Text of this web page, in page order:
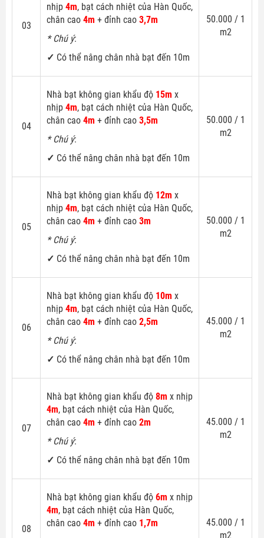
03
nhịp 4m, bạt cách nhiệt của Hàn Quốc,
chân cao 4m + đỉnh cao 3,7m
* Chú ý:
✓ Có thể nâng chân nhà bạt đến 10m
50.000 / 1
m2
04
Nhà bạt không gian khẩu độ 15m x
nhịp 4m, bạt cách nhiệt của Hàn Quốc,
chân cao 4m + đỉnh cao 3,5m
* Chú ý:
✓ Có thể nâng chân nhà bạt đến 10m
50.000 / 1
m2
05
Nhà bạt không gian khẩu độ 12m x
nhịp 4m, bạt cách nhiệt của Hàn Quốc,
chân cao 4m + đỉnh cao 3m
* Chú ý:
✓ Có thể nâng chân nhà bạt đến 10m
50.000 / 1
m2
06
Nhà bạt không gian khẩu độ 10m x
nhịp 4m, bạt cách nhiệt của Hàn Quốc,
chân cao 4m + đỉnh cao 2,5m
* Chú ý:
✓ Có thể nâng chân nhà bạt đến 10m
45.000 / 1
m2
07
Nhà bạt không gian khẩu độ 8m x nhịp
4m, bạt cách nhiệt của Hàn Quốc,
chân cao 4m + đỉnh cao 2m
* Chú ý:
✓ Có thể nâng chân nhà bạt đến 10m
45.000 / 1
m2
08
Nhà bạt không gian khẩu độ 6m x nhịp
4m, bạt cách nhiệt của Hàn Quốc,
chân cao 4m + đỉnh cao 1,7m
45.000 / 1
m2